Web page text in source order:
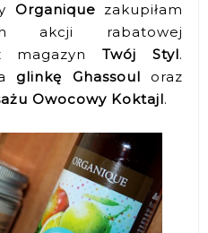
Organique zakupiłam
akcji rabatowej
magazynTwój Styl.
glinkę Ghassoul oraz
Owocowy Koktajl.